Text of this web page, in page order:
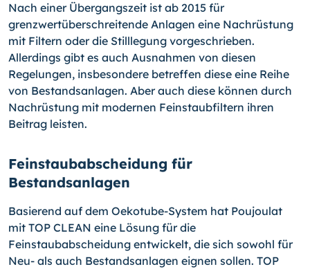
Nach einer Übergangszeit ist ab 2015 für
grenzwertüberschrei­tende Anlagen eine Nachrüstung
mit Filtern oder die Stilllegung vorgeschrieben.
Allerdings gibt es auch Ausnahmen von diesen
Regelungen, insbeson­dere betreffen diese eine Reihe
von Bestandsanlagen. Aber auch diese können durch
Nachrüstung mit modernen Feinstaubfiltern ihren
Beitrag leisten.
Feinstaubabscheidung für
Bestandsanlagen
Basierend auf dem Oekotube-System hat Poujoulat
mit TOP CLEAN eine Lösung für die
Feinstaubabscheidung entwickelt, die sich sowohl für
Neu- als auch Bestandsanlagen eignen sollen. TOP